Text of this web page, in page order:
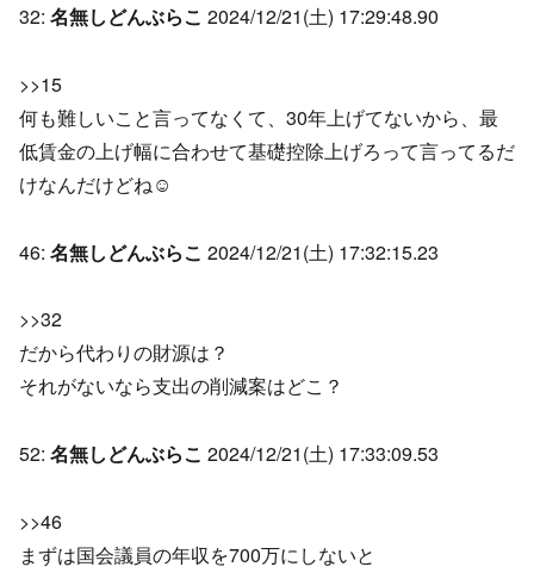
32: 名無しどんぶらこ 2024/12/21(土) 17:29:48.90
>>15
何も難しいこと言ってなくて、30年上げてないから、最
低賃金の上げ幅に合わせて基礎控除上げろって言ってるだ
けなんだけどね☺
46: 名無しどんぶらこ 2024/12/21(土) 17:32:15.23
>>32
だから代わりの財源は？
それがないなら支出の削減案はどこ？
52: 名無しどんぶらこ 2024/12/21(土) 17:33:09.53
>>46
まずは国会議員の年収を700万にしないと